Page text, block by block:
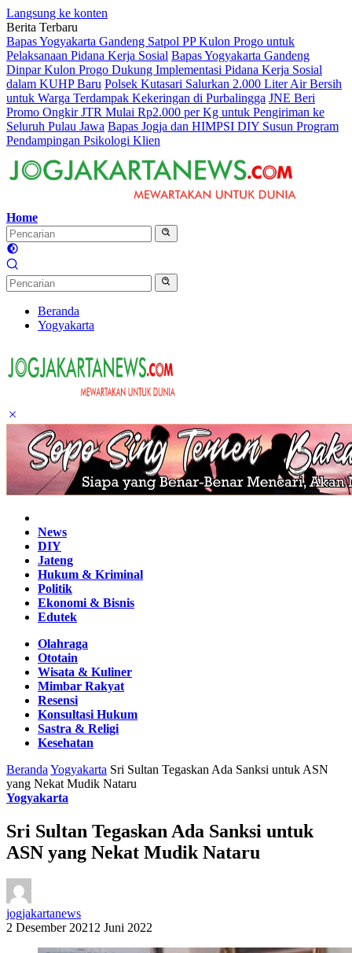
Langsung ke konten
Berita Terbaru
Bapas Yogyakarta Gandeng Satpol PP Kulon Progo untuk
Pelaksanaan Pidana Kerja Sosial Bapas Yogyakarta Gandeng
Dinpar Kulon Progo Dukung Implementasi Pidana Kerja Sosial
dalam KUHP Baru Polsek Kutasari Salurkan 2.000 Liter Air Bersih
untuk Warga Terdampak Kekeringan di Purbalingga JNE Beri
Promo Ongkir JTR Mulai Rp2.000 per Kg untuk Pengiriman ke
Seluruh Pulau Jawa Bapas Jogja dan HIMPSI DIY Susun Program
Pendampingan Psikologi Klien
Home
Beranda
Yogyakarta
News
DIY
Jateng
Hukum & Kriminal
Politik
Ekonomi & Bisnis
Edutek
Olahraga
Ototain
Wisata & Kuliner
Mimbar Rakyat
Resensi
Konsultasi Hukum
Sastra & Religi
Kesehatan
Beranda Yogyakarta Sri Sultan Tegaskan Ada Sanksi untuk ASN
yang Nekat Mudik Nataru
Yogyakarta
Sri Sultan Tegaskan Ada Sanksi untuk
ASN yang Nekat Mudik Nataru
jogjakartanews
2 Desember 20212 Juni 2022